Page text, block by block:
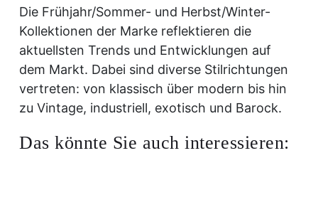
Die Frühjahr/Sommer- und Herbst/Winter-
Kollektionen der Marke reflektieren die
aktuellsten Trends und Entwicklungen auf
dem Markt. Dabei sind diverse Stilrichtungen
vertreten: von klassisch über modern bis hin
zu Vintage, industriell, exotisch und Barock.
Das könnte Sie auch interessieren: